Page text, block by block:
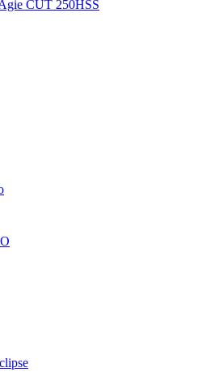
CUT 250HSS